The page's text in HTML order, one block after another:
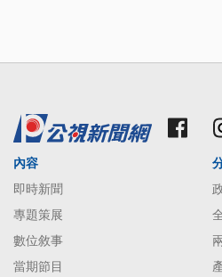
內容
即時新聞
專題策展
數位敘事
當期節目